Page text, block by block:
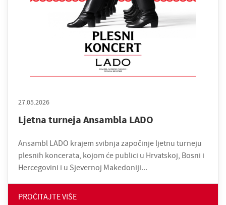
27.05.2026
Ljetna turneja Ansambla LADO
Ansambl LADO krajem svibnja započinje ljetnu turneju
plesnih koncerata, kojom će publici u Hrvatskoj, Bosni i
Hercegovini i u Sjevernoj Makedoniji...
PROČITAJTE VIŠE